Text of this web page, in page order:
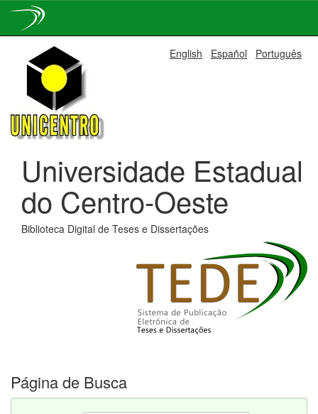
navigation
English Español Português
Universidade Estadual
do Centro-Oeste
Biblioteca Digital de Teses e Dissertações
Página de Busca